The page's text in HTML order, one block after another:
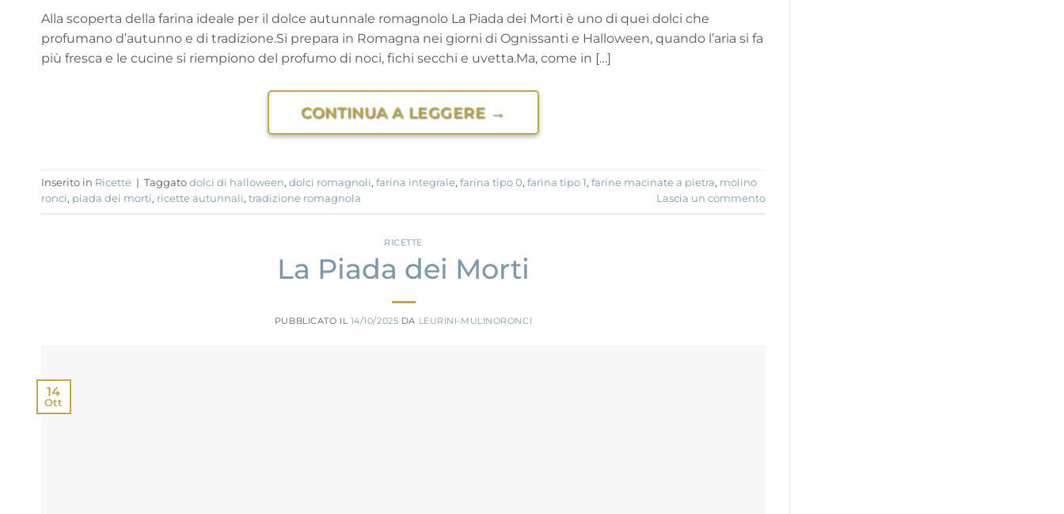
Alla scoperta della farina ideale per il dolce autunnale romagnolo La Piada dei Morti è uno di quei dolci che
profumano d’autunno e di tradizione.Si prepara in Romagna nei giorni di Ognissanti e Halloween, quando l’aria si fa
più fresca e le cucine si riempiono del profumo di noci, fichi secchi e uvetta.Ma, come in […]
CONTINUA A LEGGERE →
Inserito in Ricette | Taggato dolci di halloween, dolci romagnoli, farina integrale, farina tipo 0, farina tipo 1, farine macinate a pietra, molino
ronci, piada dei morti, ricette autunnali, tradizione romagnola Lascia un commento
RICETTE
La Piada dei Morti
PUBBLICATO IL 14/10/2025 DA LEURINI-MULINORONCI
14
Ott